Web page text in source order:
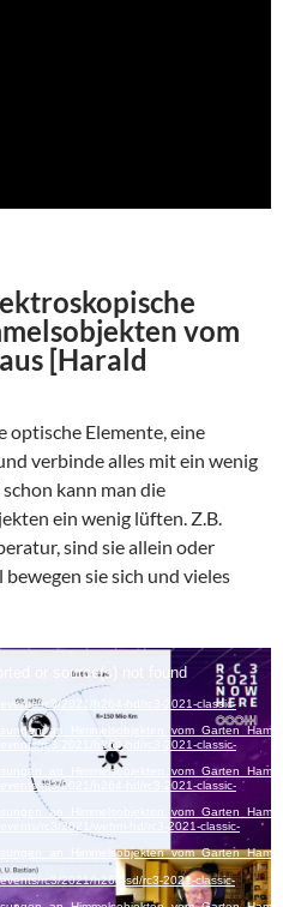
vom
[Harald
optische Elemente, eine
verbinde alles mit ein wenig
kann man die
ein wenig lüften. Z.B.
sind sie allein oder
sie sich und vieles